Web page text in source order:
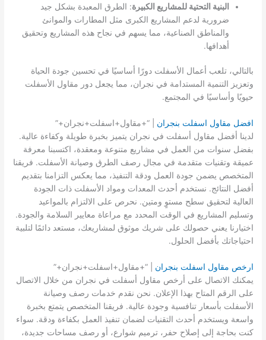
البنية التحتية للمشاريع الكبيرة: الطرق المعبدة بشكل جيد
ضرورية لدعم المشاريع الكبرى مثل المطارات والموانئ
والمناطق الصناعية، مما يسهم في نجاح هذه المشاريع وتحقيق
أهدافها.
بالتالي، تلعب أعمال الأسفلت دورًا أساسيًا في تحسين جودة الحياة
وتعزيز التنمية المستدامة في نجران، مما يجعل دور مقاول الأسفلت
حيويًا وأساسيًا في المجتمع.
افضل مقاول اسفلت بنجران | “+مقاول+اسفلت+نجران+”
لدينا أفضل مقاول أسفلت في نجران يتميز بخبرة طويلة وكفاءة عالية.
بفضل سنوات من العمل في مشاريع متنوعة ومعقدة، اكتسبنا معرفة
عميقة وتقنيات متقدمة في مجال رصف الطرق وصيانة الأسفلت. فريقنا
المتخصص يضمن جودة العمل ودقة التنفيذ، مما يعكس التزامنا بتقديم
أفضل النتائج. نستخدم أحدث المعدات ومواد الأسفلت ذات الجودة
العالية لتحقيق سطح مستوٍ ومتين. نحرص على الالتزام بالمواعيد
وتسليم المشاريع في الوقت المحدد مع مراعاة معايير السلامة والجودة.
اختيارنا يعني حصولك على شريك موثوق لمشاريعك، مستعد دائمًا لتلبية
احتياجاتك بأفضل الحلول.
ارخص مقاول اسفلت بنجران | “+مقاول+اسفلت+نجران+”
يمكنك الاتصال على أرخص مقاول أسفلت في نجران من خلال الاتصال
على الرقم المتاح بهذا الإعلان. نحن نقدم خدمات رصف وصيانة
الأسفلت بأسعار تنافسية وجودة عالية. فريقنا المتخصص يتمتع بخبرة
واسعة ويستخدم أحدث التقنيات لضمان تنفيذ العمل بكفاءة ودقة. سواء
كنت بحاجة إلى إصلاح حفر، ترميم شوارع، أو رصف مساحات جديدة،